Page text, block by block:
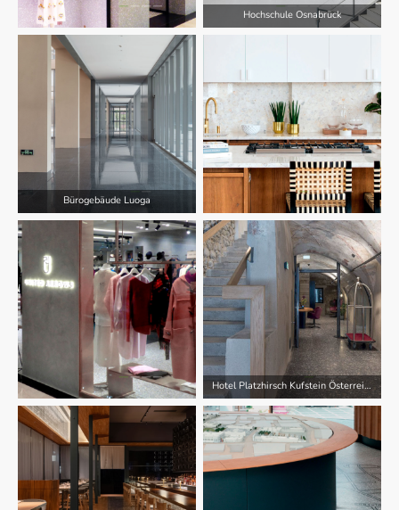
Hochschule Osnabrück
Bürogebäude Luoga
Hotel Platzhirsch Kufstein Österreich